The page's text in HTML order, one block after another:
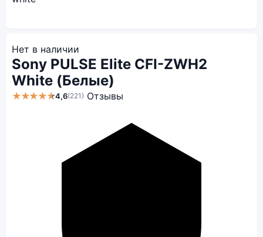
Нет в наличии
Sony PULSE Elite CFI-ZWH2
White (Белые)
★★★★★4,6(221) Отзывы